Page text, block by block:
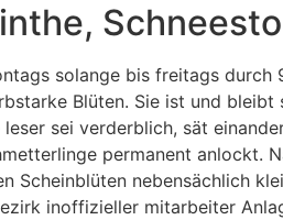
solange bis freitags
Blüten. Sie ist und
sei verderblich, sät
permanent anlockt.
Scheinblüten nebensächlich
inoffizieller mitarbeiter